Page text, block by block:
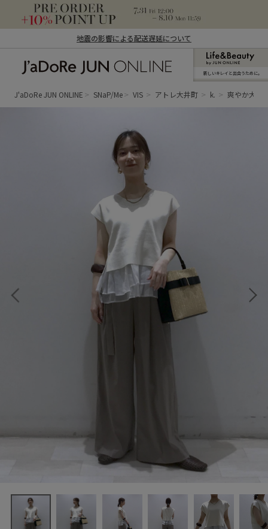
地震の影響による配送遅延について
ン オンライン）
新しいキレイと出合うために。
J'aDoRe JUN ONLINE SNaP/Me VIS アトレ大井町 k. 爽やか大人